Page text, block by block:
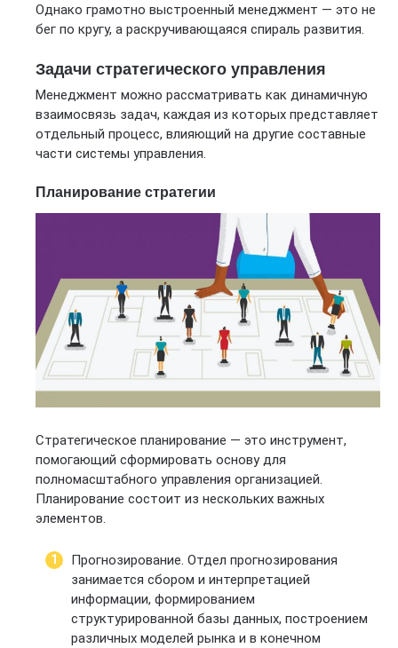
Однако грамотно выстроенный менеджмент — это не
бег по кругу, а раскручивающаяся спираль развития.
Задачи стратегического управления
Менеджмент можно рассматривать как динамичную
взаимосвязь задач, каждая из которых представляет
отдельный процесс, влияющий на другие составные
части системы управления.
Планирование стратегии
Стратегическое планирование — это инструмент,
помогающий сформировать основу для
полномасштабного управления организацией.
Планирование состоит из нескольких важных
элементов.
Прогнозирование. Отдел прогнозирования
занимается сбором и интерпретацией
информации, формированием
структурированной базы данных, построением
различных моделей рынка и в конечном